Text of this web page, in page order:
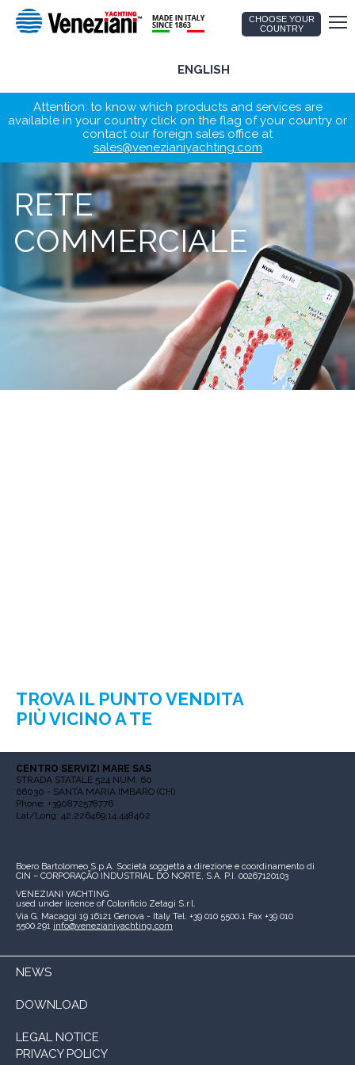
CHOOSE YOUR
COUNTRY
ENGLISH
Attention: to know which products and services are
available in your country click on the flag of your country or
contact our foreign sales office at
sales@venezianiyachting.com
RETE
COMMERCIALE
TROVA IL PUNTO VENDITA
PIÙ VICINO A TE
CENTRO SERVIZI MARE SAS
STRADA STATALE 524 NUM. 60
66030 - SANTA MARIA IMBARO (CH)
Phone: +390872578776
Lat/Long: 42.226469,14.448402
Boero Bartolomeo S.p.A. Società soggetta a direzione e coordinamento di
CIN – CORPORAÇÃO INDUSTRIAL DO NORTE, S.A. P.I. 00267120103
VENEZIANI YACHTING
used under licence of Colorificio Zetagi S.r.l.
Via G. Macaggi 19 16121 Genova - Italy Tel. +39 010 5500.1 Fax +39 010
5500.291 info@venezianiyachting.com
NEWS
DOWNLOAD
LEGAL NOTICE
PRIVACY POLICY